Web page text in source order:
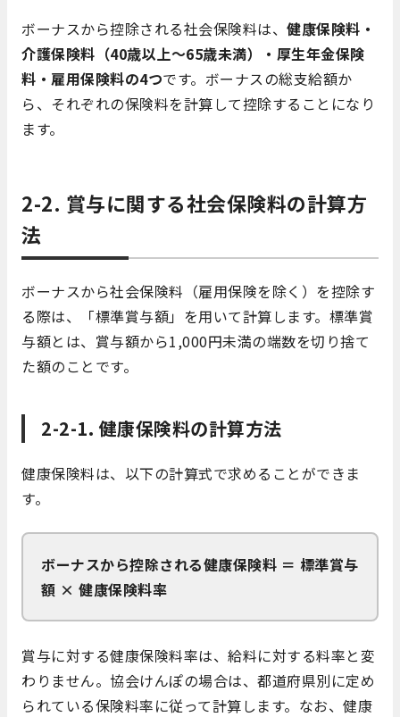
ボーナスから控除される社会保険料は、 健康保険料・
介護保険料（40歳以上～65歳未満）・厚生年金保険
料・雇用保険料の4つです。ボーナスの総支給額か
ら、それぞれの保険料を計算して控除することになり
ます。
2-2. 賞与に関する社会保険料の計算方
法
ボーナスから社会保険料 （雇用保険を除く） を控除す
る際は、「標準賞与額」を用いて計算します。標準賞
与額とは、賞与額から1,000円未満の端数を切り捨て
た額のことです。
2-2-1. 健康保険料の計算方法
健康保険料は、以下の計算式で求めることができま
す。
ボーナスから控除される健康保険料 ＝ 標準賞与
額 × 健康保険料率
賞与に対する健康保険料率は、給料に対する料率と変
わりません。協会けんぽの場合は、都道府県別に定め
られている保険料率に従って計算します。なお、健康